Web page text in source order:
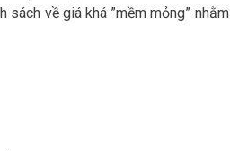
về giá khá ”mềm mỏng” nhằm